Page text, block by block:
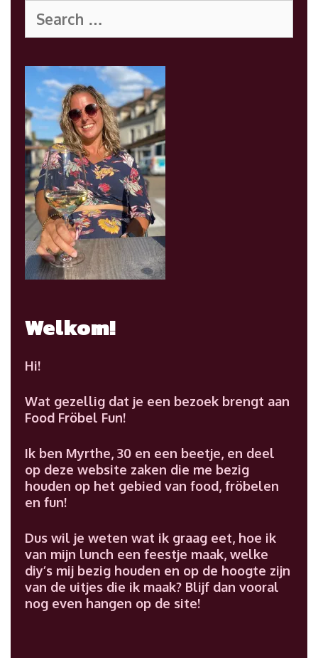
for:
Welkom!
Hi!
Wat gezellig dat je een bezoek brengt aan
Food Fröbel Fun!
Ik ben Myrthe, 30 en een beetje, en deel
op deze website zaken die me bezig
houden op het gebied van food, fröbelen
en fun!
Dus wil je weten wat ik graag eet, hoe ik
van mijn lunch een feestje maak, welke
diy’s mij bezig houden en op de hoogte zijn
van de uitjes die ik maak? Blijf dan vooral
nog even hangen op de site!